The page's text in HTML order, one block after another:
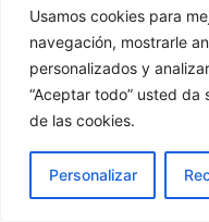
Usamos cookies para
navegación, mostrarle
personalizados y
“Aceptar todo” usted da
de las cookies.
Personalizar
muerte de Jesús. El
los dos queréis que os
Barrabás». Pilato les
llamado el Mesías?».
crucificado». Pilato
Pero ellos gritaban más
Pilato que todo era